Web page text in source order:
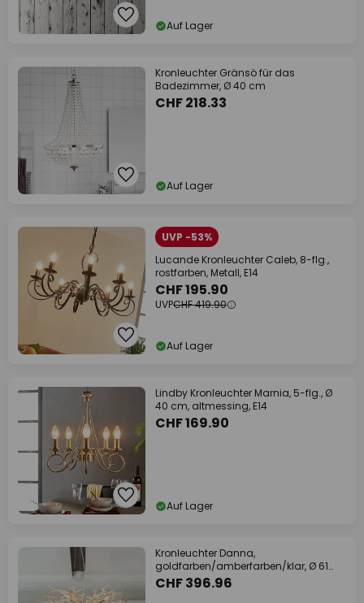
Auf Lager
Kronleuchter Gränsö für das
Badezimmer, Ø 40 cm
CHF 218.33
Auf Lager
UVP -53%
Lucande Kronleuchter Caleb, 8-flg.,
rostfarben, Metall, E14
CHF 195.90
UVPCHF 419.90
Auf Lager
Lindby Kronleuchter Marnia, 5-flg., Ø
40 cm, altmessing, E14
CHF 169.90
Auf Lager
Kronleuchter Danna,
goldfarben/amberfarben/klar, Ø 61
cm
CHF 396.96